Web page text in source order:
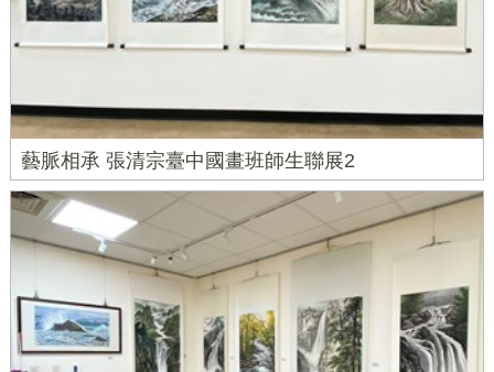
藝脈相承 張清宗臺中國畫班師生聯展2